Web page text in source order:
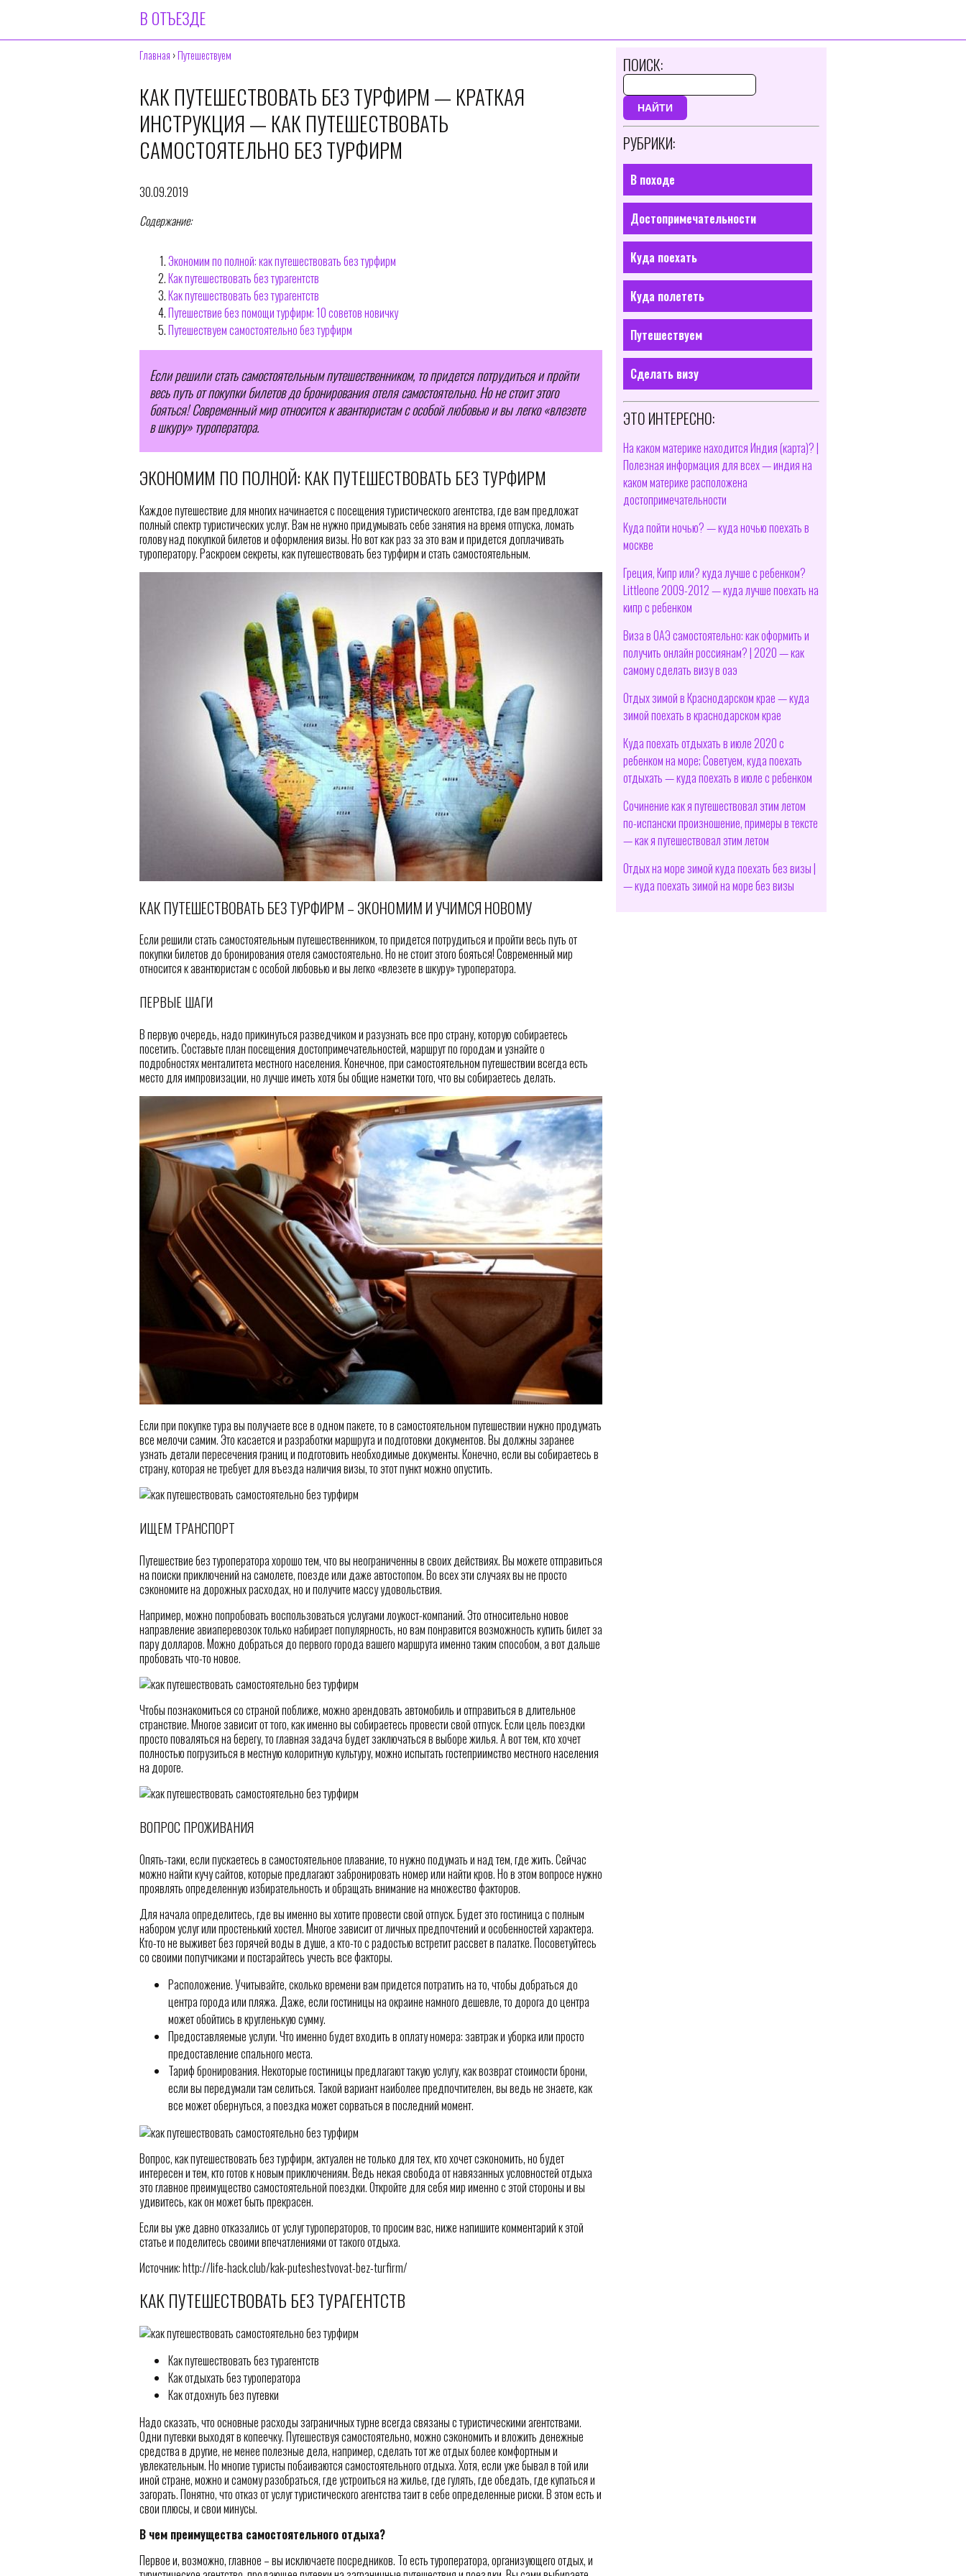
В ОТЪЕЗДЕ
Главная ›Путешествуем
КАК ПУТЕШЕСТВОВАТЬ БЕЗ ТУРФИРМ — КРАТКАЯ
ИНСТРУКЦИЯ — КАК ПУТЕШЕСТВОВАТЬ
САМОСТОЯТЕЛЬНО БЕЗ ТУРФИРМ
30.09.2019
Содержание:
Экономим по полной: как путешествовать без турфирм
Как путешествовать без турагентств
Как путешествовать без турагентств
Путешествие без помощи турфирм: 10 советов новичку
Путешествуем самостоятельно без турфирм
Если решили стать самостоятельным путешественником, то придется потрудиться и пройти
весь путь от покупки билетов до бронирования отеля самостоятельно. Но не стоит этого
бояться! Современный мир относится к авантюристам с особой любовью и вы легко «влезете
в шкуру» туроператора.
ЭКОНОМИМ ПО ПОЛНОЙ: КАК ПУТЕШЕСТВОВАТЬ БЕЗ ТУРФИРМ
Каждое путешествие для многих начинается с посещения туристического агентства, где вам предложат
полный спектр туристических услуг. Вам не нужно придумывать себе занятия на время отпуска, ломать
голову над покупкой билетов и оформления визы. Но вот как раз за это вам и придется доплачивать
туроператору. Раскроем секреты, как путешествовать без турфирм и стать самостоятельным.
КАК ПУТЕШЕСТВОВАТЬ БЕЗ ТУРФИРМ – ЭКОНОМИМ И УЧИМСЯ НОВОМУ
Если решили стать самостоятельным путешественником, то придется потрудиться и пройти весь путь от
покупки билетов до бронирования отеля самостоятельно. Но не стоит этого бояться! Современный мир
относится к авантюристам с особой любовью и вы легко «влезете в шкуру» туроператора.
ПЕРВЫЕ ШАГИ
В первую очередь, надо прикинуться разведчиком и разузнать все про страну, которую собираетесь
посетить. Составьте план посещения достопримечательностей, маршрут по городам и узнайте о
подробностях менталитета местного населения. Конечное, при самостоятельном путешествии всегда есть
место для импровизации, но лучше иметь хотя бы общие наметки того, что вы собираетесь делать.
Если при покупке тура вы получаете все в одном пакете, то в самостоятельном путешествии нужно продумать
все мелочи самим. Это касается и разработки маршрута и подготовки документов. Вы должны заранее
узнать детали пересечения границ и подготовить необходимые документы. Конечно, если вы собираетесь в
страну, которая не требует для въезда наличия визы, то этот пункт можно опустить.
ИЩЕМ ТРАНСПОРТ
Путешествие без туроператора хорошо тем, что вы неограниченны в своих действиях. Вы можете отправиться
на поиски приключений на самолете, поезде или даже автостопом. Во всех эти случаях вы не просто
сэкономите на дорожных расходах, но и получите массу удовольствия.
Например, можно попробовать воспользоваться услугами лоукост-компаний. Это относительно новое
направление авиаперевозок только набирает популярность, но вам понравится возможность купить билет за
пару долларов. Можно добраться до первого города вашего маршрута именно таким способом, а вот дальше
пробовать что-то новое.
Чтобы познакомиться со страной поближе, можно арендовать автомобиль и отправиться в длительное
странствие. Многое зависит от того, как именно вы собираетесь провести свой отпуск. Если цель поездки
просто поваляться на берегу, то главная задача будет заключаться в выборе жилья. А вот тем, кто хочет
полностью погрузиться в местную колоритную культуру, можно испытать гостеприимство местного населения
на дороге.
ВОПРОС ПРОЖИВАНИЯ
Опять-таки, если пускаетесь в самостоятельное плавание, то нужно подумать и над тем, где жить. Сейчас
можно найти кучу сайтов, которые предлагают забронировать номер или найти кров. Но в этом вопросе нужно
проявлять определенную избирательность и обращать внимание на множество факторов.
Для начала определитесь, где вы именно вы хотите провести свой отпуск. Будет это гостиница с полным
набором услуг или простенький хостел. Многое зависит от личных предпочтений и особенностей характера.
Кто-то не выживет без горячей воды в душе, а кто-то с радостью встретит рассвет в палатке. Посоветуйтесь
со своими попутчиками и постарайтесь учесть все факторы.
Расположение. Учитывайте, сколько времени вам придется потратить на то, чтобы добраться до
центра города или пляжа. Даже, если гостиницы на окраине намного дешевле, то дорога до центра
может обойтись в кругленькую сумму.
Предоставляемые услуги. Что именно будет входить в оплату номера: завтрак и уборка или просто
предоставление спального места.
Тариф бронирования. Некоторые гостиницы предлагают такую услугу, как возврат стоимости брони,
если вы передумали там селиться. Такой вариант наиболее предпочтителен, вы ведь не знаете, как
все может обернуться, а поездка может сорваться в последний момент.
Вопрос, как путешествовать без турфирм, актуален не только для тех, кто хочет сэкономить, но будет
интересен и тем, кто готов к новым приключениям. Ведь некая свобода от навязанных условностей отдыха
это главное преимущество самостоятельной поездки. Откройте для себя мир именно с этой стороны и вы
удивитесь, как он может быть прекрасен.
Если вы уже давно отказались от услуг туроператоров, то просим вас, ниже напишите комментарий к этой
статье и поделитесь своими впечатлениями от такого отдыха.
Источник: http://life-hack.club/kak-puteshestvovat-bez-turfirm/
КАК ПУТЕШЕСТВОВАТЬ БЕЗ ТУРАГЕНТСТВ
Как путешествовать без турагентств
Как отдыхать без туроператора
Как отдохнуть без путевки
Надо сказать, что основные расходы заграничных турне всегда связаны с туристическими агентствами.
Одни путевки выходят в копеечку. Путешествуя самостоятельно, можно сэкономить и вложить денежные
средства в другие, не менее полезные дела, например, сделать тот же отдых более комфортным и
увлекательным. Но многие туристы побаиваются самостоятельного отдыха. Хотя, если уже бывал в той или
иной стране, можно и самому разобраться, где устроиться на жилье, где гулять, где обедать, где купаться и
загорать. Понятно, что отказ от услуг туристического агентства таит в себе определенные риски. В этом есть и
свои плюсы, и свои минусы.
В чем преимущества самостоятельного отдыха?
Первое и, возможно, главное – вы исключаете посредников. То есть туроператора, организующего отдых, и
ПОИСК:
НАЙТИ
РУБРИКИ:
В походе
Достопримечательности
Куда поехать
Куда полететь
Путешествуем
Сделать визу
ЭТО ИНТЕРЕСНО:
На каком материке находится Индия (карта)? |
Полезная информация для всех — индия на
каком материке расположена
достопримечательности
Куда пойти ночью? — куда ночью поехать в
москве
Греция, Кипр или? куда лучше с ребенком?
Littleone 2009-2012 — куда лучше поехать на
кипр с ребенком
Виза в ОАЭ самостоятельно: как оформить и
получить онлайн россиянам? | 2020 — как
самому сделать визу в оаэ
Отдых зимой в Краснодарском крае — куда
зимой поехать в краснодарском крае
Куда поехать отдыхать в июле 2020 с
ребенком на море; Советуем, куда поехать
отдыхать — куда поехать в июле с ребенком
Сочинение как я путешествовал этим летом
по-испански произношение, примеры в тексте
— как я путешествовал этим летом
Отдых на море зимой куда поехать без визы |
— куда поехать зимой на море без визы